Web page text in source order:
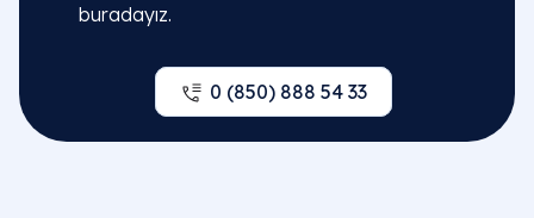
buradayız.
0 (850) 888 54 33